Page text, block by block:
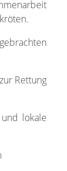
Rettung
lokale